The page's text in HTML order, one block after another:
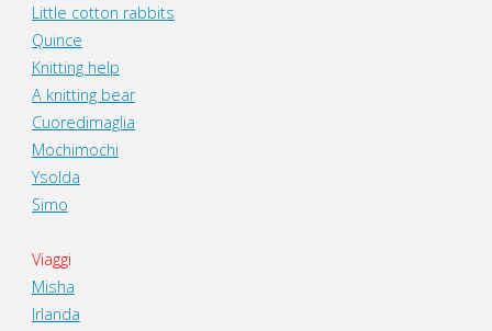
Little cotton rabbits
Quince
Knitting help
A knitting bear
Cuoredimaglia
Mochimochi
Ysolda
Simo
Viaggi
Misha
Irlanda